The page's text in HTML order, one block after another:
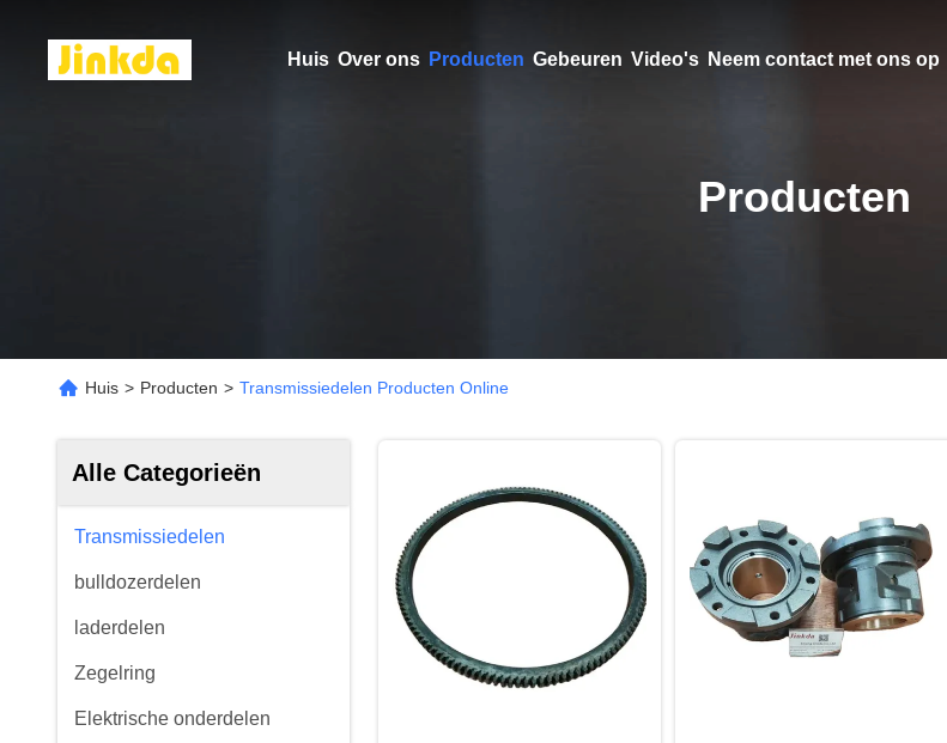
Huis Over ons Producten Gebeuren Video's Neem contact met ons op
Producten
Huis > Producten > Transmissiedelen Producten Online
Alle Categorieën
Transmissiedelen
bulldozerdelen
laderdelen
Zegelring
Elektrische onderdelen